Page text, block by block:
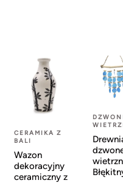
CERAMIKA Z
BALI
Wazon
dekoracyjny
ceramiczny z